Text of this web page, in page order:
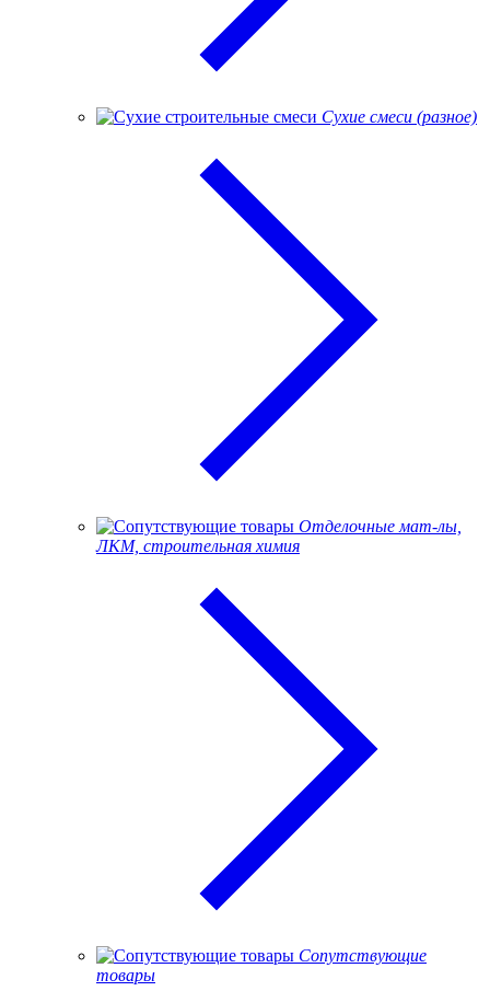
Сухие смеси (разное)
Отделочные мат-лы,
ЛКМ, строительная химия
Сопутствующие
товары